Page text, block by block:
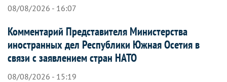
08/08/2026 - 16:07
Комментарий Представителя Министерства
иностранных дел Республики Южная Осетия в
связи с заявлением стран НАТО
08/08/2026 - 15:19